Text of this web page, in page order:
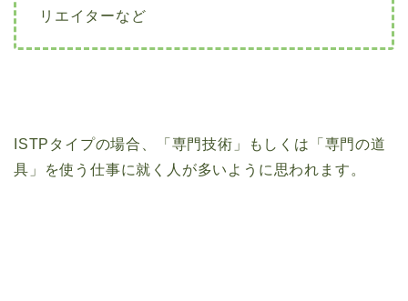
リエイターなど
ISTPタイプの場合、「専門技術」もしくは「専門の道
具」を使う仕事に就く人が多いように思われます。